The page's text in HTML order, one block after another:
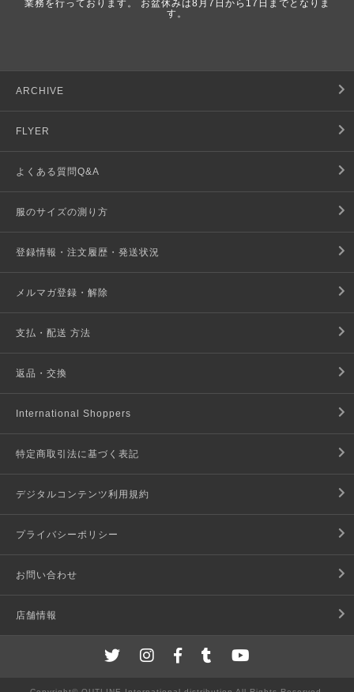
業務を行っております。 お盆休みは8月7日から17日までとなりま
す。
ARCHIVE
FLYER
よくある質問Q&A
服のサイズの測り方
登録情報・注文履歴・発送状況
メルマガ登録・解除
支払・配送 方法
返品・交換
International Shoppers
特定商取引法に基づく表記
デジタルコンテンツ利用規約
プライバシーポリシー
お問い合わせ
店舗情報